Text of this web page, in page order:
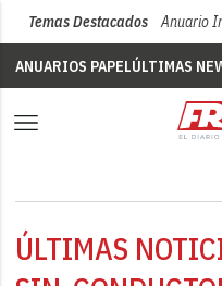
Temas Destacados Anuario
ANUARIOS PAPELÚLTIMAS
ÚLTIMAS